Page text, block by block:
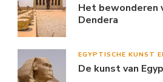
Het bewonderen
Dendera
EGYPTISCHE KUNST
De kunst van